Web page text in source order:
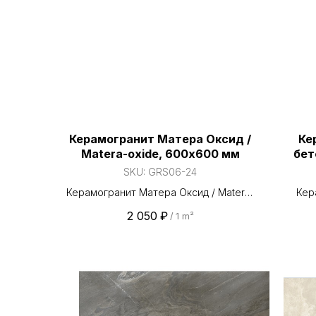
Керамогранит Матера Оксид /
Matera-oxide, 600х600 мм
SKU: GRS06-24
Керамогранит Матера Оксид / Matera-
2 050 ₽ / 1 m²
На